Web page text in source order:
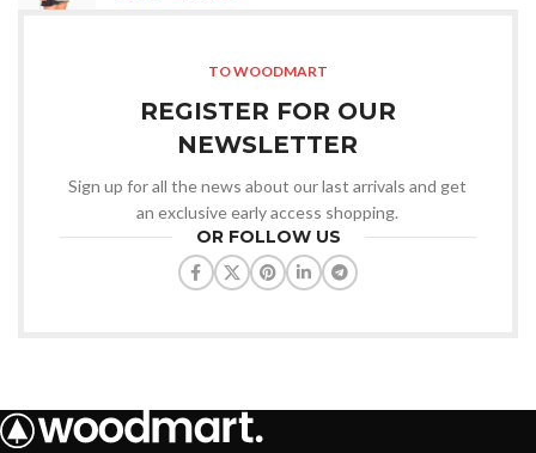
TO WOODMART
REGISTER FOR OUR
NEWSLETTER
Sign up for all the news about our last arrivals and get
an exclusive early access shopping.
OR FOLLOW US